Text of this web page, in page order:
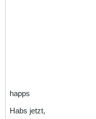
happs
Habs jetzt,